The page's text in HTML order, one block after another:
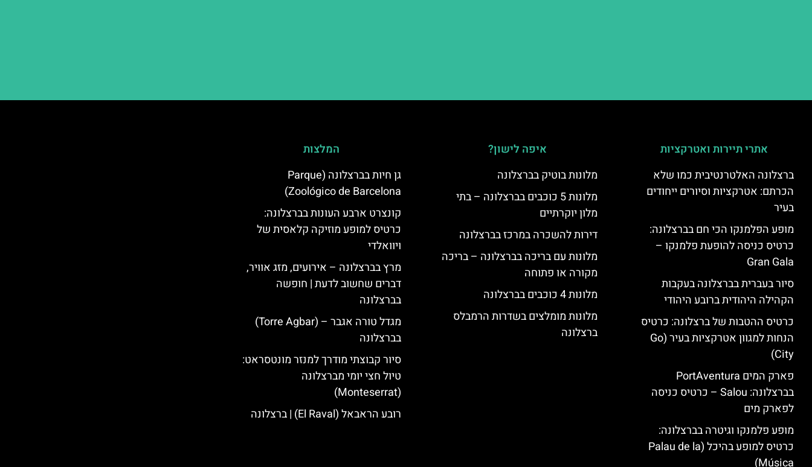
אתרי תיירות ואטרקציות
ברצלונה האלטרנטיבית כמו שלא
הכרתם: אטרקציות וסיורים ייחודים
בעיר
מופע הפלמנקו הכי חם בברצלונה:
כרטיס כניסה להופעת פלמנקו –
Gran Gala
סיור בעברית בברצלונה בעקבות
הקהילה היהודית ברובע היהודי
כרטיס ההטבות של ברצלונה: כרטיס
הנחות למגוון אטרקציות בעיר (Go
City)
פארק המים PortAventura
בברצלונה: Salou – כרטיס כניסה
לפארק מים
מופע פלמנקו וגיטרה בברצלונה:
כרטיס למופע בהיכל (Palau de la
Música)
איפה לישון?
מלונות בוטיק בברצלונה
מלונות 5 כוכבים בברצלונה – בתי
מלון יוקרתיים
דירות להשכרה במרכז בברצלונה
מלונות עם בריכה בברצלונה – בריכה
מקורה או פתוחה
מלונות 4 כוכבים בברצלונה
מלונות מומלצים בשדרות הרמבלס
ברצלונה
המלצות
גן חיות בברצלונה (Parque
Zoológico de Barcelona)
קונצרט ארבע העונות בברצלונה:
כרטיס למופע מוזיקה קלאסית של
ויוואלדי
מרץ בברצלונה – אירועים, מזג אוויר,
דברים שחשוב לדעת | חופשה
בברצלונה
מגדל טורה אגבר – (‪Torre Agbar‬)
בברצלונה
סיור קבוצתי מודרך למנזר מונטסראט:
טיול חצי יומי מברצלונה
(Monteserrat)
רובע הראבאל (El Raval) | ברצלונה